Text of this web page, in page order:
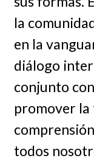
la
en la
diálogo
conjunto
promover la
todos